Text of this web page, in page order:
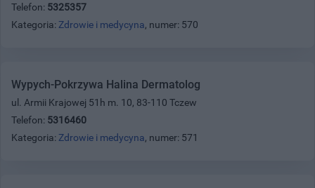
Telefon: 5325357
Kategoria: Zdrowie i medycyna, numer: 570
Wypych-Pokrzywa Halina Dermatolog
ul. Armii Krajowej 51h m. 10, 83-110 Tczew
Telefon: 5316460
Kategoria: Zdrowie i medycyna, numer: 571